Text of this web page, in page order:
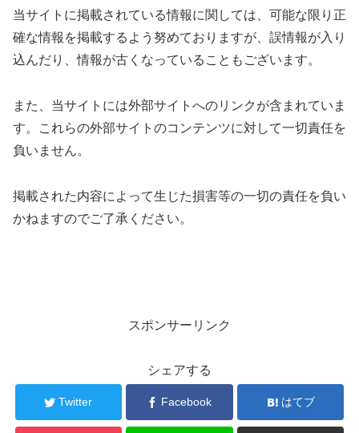
当サイトに掲載されている情報に関しては、可能な限り正
確な情報を掲載するよう努めておりますが、誤情報が入り
込んだり、情報が古くなっていることもございます。
また、当サイトには外部サイトへのリンクが含まれていま
す。これらの外部サイトのコンテンツに対して一切責任を
負いません。
掲載された内容によって生じた損害等の一切の責任を負い
かねますのでご了承ください。
スポンサーリンク
シェアする
Twitter Facebook はてブ